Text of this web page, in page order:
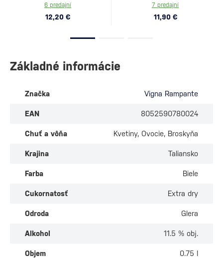
6 predajní
12,20 €
7 predajní
11,90 €
Základné informácie
Značka Vigna Rampante
EAN 8052590780024
Chuť a vôňa Kvetiny, Ovocie, Broskyňa
Krajina Taliansko
Farba Biele
Cukornatosť Extra dry
Odroda Glera
Alkohol 11.5 % obj.
Objem 0.75 l